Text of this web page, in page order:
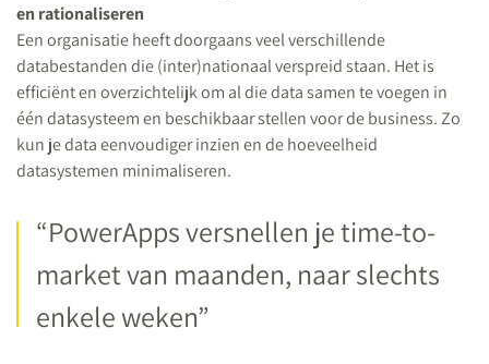
en rationaliseren
Een organisatie heeft doorgaans veel verschillende
databestanden die (inter)nationaal verspreid staan. Het is
efficiënt en overzichtelijk om al die data samen te voegen in
één datasysteem en beschikbaar stellen voor de business. Zo
kun je data eenvoudiger inzien ende hoeveelheid
datasystemen minimaliseren.
“PowerApps versnellen je time-to-
market van maanden, naar slechts
enkele weken”